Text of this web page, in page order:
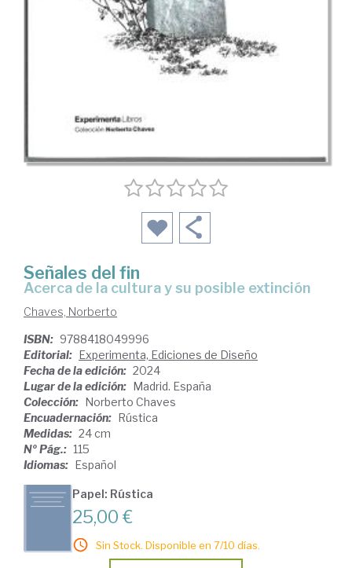
Señales del fin
acerca de la cultura y su posible extinción
Chaves, Norberto
ISBN: 9788418049996
Editorial: Experimenta, Ediciones de Diseño
Fecha de la edición: 2024
Lugar de la edición: Madrid. España
Colección: Norberto Chaves
Encuadernación: Rústica
Medidas: 24 cm
Nº Pág.: 115
Idiomas: Español
Papel: Rústica
25,00 €
Sin Stock. Disponible en 7/10 días.